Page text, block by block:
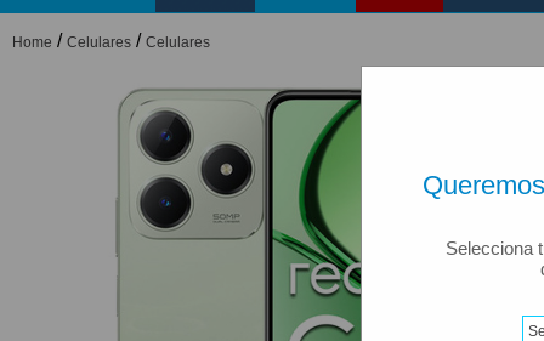
Selecciona
Home / Celulares / Celulares